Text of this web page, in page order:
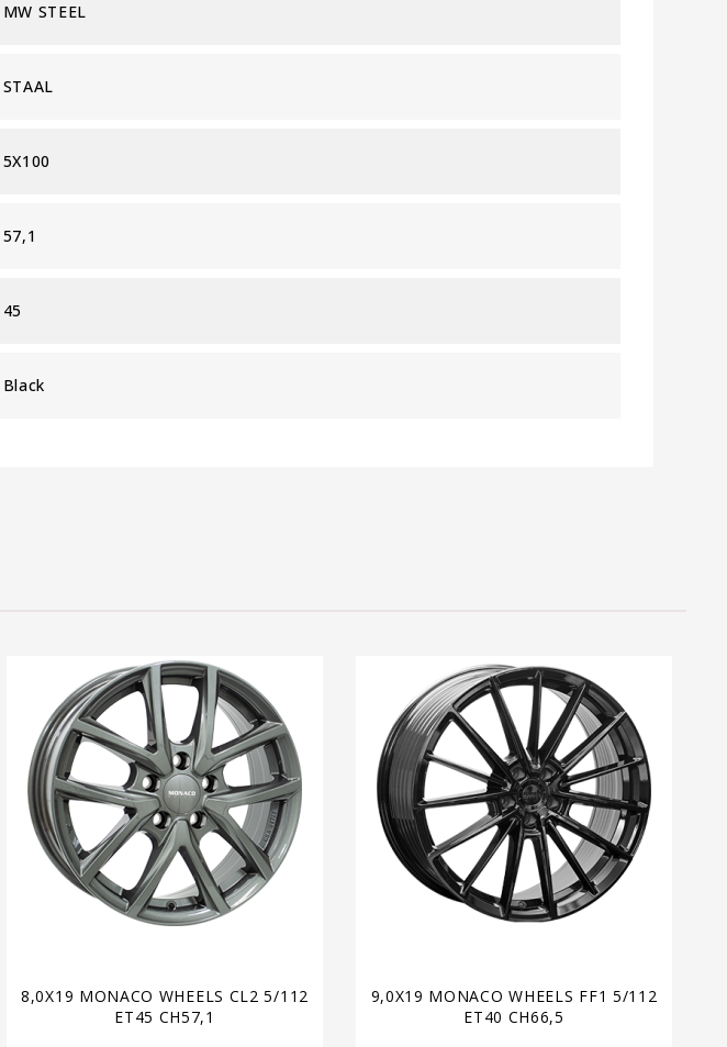
MW STEEL
STAAL
5X100
57,1
45
Black
8,0X19 MONACO WHEELS CL2 5/112
ET45 CH57,1
9,0X19 MONACO WHEELS FF1 5/112
ET40 CH66,5